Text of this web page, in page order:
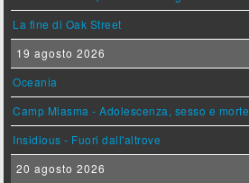
La fine di Oak Street
19 agosto 2026
Oceania
Camp Miasma - Adolescenza, sesso e morte
Insidious - Fuori dall'altrove
20 agosto 2026